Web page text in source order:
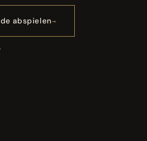
abspielen